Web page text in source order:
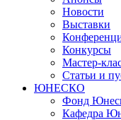
Новости
Выставки
Конкурсы
Мастер-
Статьи и
ЮНЕСКО
Фонд
Кафедра